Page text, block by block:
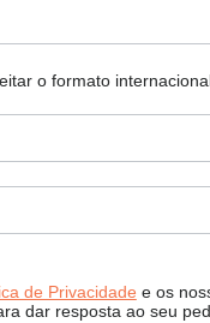
o formato
de Privacidade e os
dar resposta ao seu